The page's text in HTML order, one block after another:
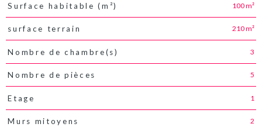
Surface habitable (m²) 100 m²
surface terrain 210 m²
Nombre de chambre(s) 3
Nombre de pièces 5
Etage 1
Murs mitoyens 2